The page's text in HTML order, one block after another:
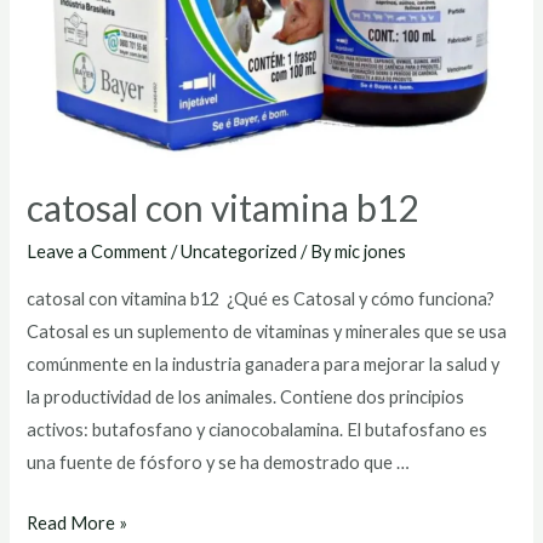
catosal con vitamina b12
Leave a Comment /Uncategorized / Bymic jones
catosal con vitamina b12 ¿Qué es Catosal y cómo funciona?
Catosal es un suplemento de vitaminas y minerales que se usa
comúnmente en la industria ganadera para mejorar la salud y
la productividad de los animales. Contiene dos principios
activos: butafosfano y cianocobalamina. El butafosfano es
una fuente de fósforo y se ha demostrado que …
catosal
Read More »